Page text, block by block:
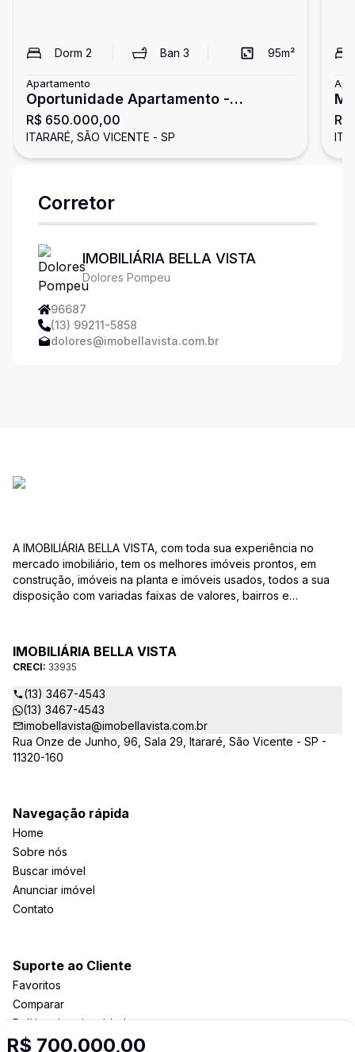
Dorm 2 Ban3 95m²
Apartamento
Oportunidade Apartamento -
Imperdível
R$ 650.000,00
ITARARÉ, SÃO VICENTE - SP
Corretor
IMOBILIÁRIA BELLA VISTA
Dolores Pompeu
96687
(13) 99211-5858
dolores@imobellavista.com.br
R$ 700.000,00
A IMOBILIÁRIA BELLA VISTA, com toda sua experiência no
mercado imobiliário, tem os melhores imóveis prontos, em
construção, imóveis na planta e imóveis usados, todos a sua
disposição com variadas faixas de valores, bairros e
ao CRECI-EE – estarão sempre prontos para responder-lhe
todas as suas dúvidas sobre casas, apartamentos, terrenos,
salas comerciais e outros produtos imobiliários.
IMOBILIÁRIA BELLA VISTA
CRECI: 33935
(13) 3467-4543
(13) 3467-4543
imobellavista@imobellavista.com.br
Rua Onze de Junho, 96, Sala 29, Itararé, São Vicente - SP -
11320-160
Navegação rápida
Home
Sobre nós
Buscar imóvel
Anunciar imóvel
Contato
Suporte ao Cliente
Favoritos
Comparar
Política de privacidade